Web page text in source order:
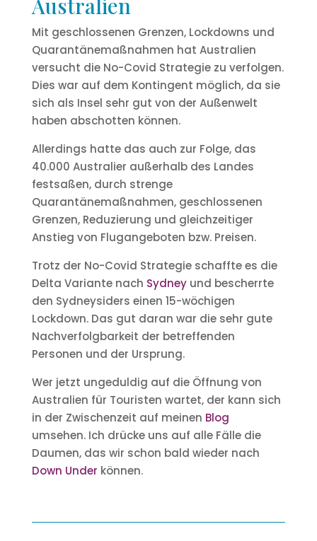
Australien
Mit geschlossenen Grenzen, Lockdowns und
Quarantänemaßnahmen hat Australien
versucht die No-Covid Strategie zu verfolgen.
Dies war auf dem Kontingent möglich, da sie
sich als Insel sehr gut von der Außenwelt
haben abschotten können.
Allerdings hatte das auch zur Folge, das
40.000 Australier außerhalb des Landes
festsaßen, durch strenge
Quarantänemaßnahmen, geschlossenen
Grenzen, Reduzierung und gleichzeitiger
Anstieg von Flugangeboten bzw. Preisen.
Trotz der No-Covid Strategie schaffte es die
Delta Variante nach Sydneyund bescherrte
den Sydneysiders einen 15-wöchigen
Lockdown. Das gut daran war die sehr gute
Nachverfolgbarkeit der betreffenden
Personen und der Ursprung.
Wer jetzt ungeduldig auf die Öffnung von
Australien für Touristen wartet, der kann sich
in der Zwischenzeit auf meinen Blog
umsehen. Ich drücke uns auf alle Fälle die
Daumen, das wir schon bald wieder nach
Down Under können.